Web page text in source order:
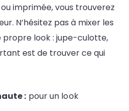
imprimée, vous trouverez
N’hésitez pas à mixer les
look : jupe-culotte,
est de trouver ce qui
: pour un look